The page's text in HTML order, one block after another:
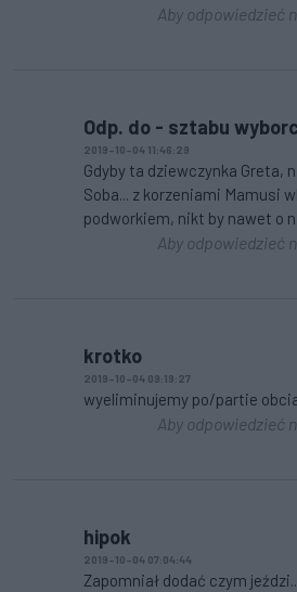
Aby odpowiedzieć
Odp. do - sztabu
2019-10-04 11:46:29
Gdyby ta dziewczynka Greta,
Soba... z korzeniami Mamusi
podworkiem, nikt by nawet o
Aby odpowiedzieć
krotko
2019-10-04 09:19:27
wyeliminujemy po/partie
Aby odpowiedzieć
hipok
2019-10-04 07:04:44
Zapomniał dodać czym